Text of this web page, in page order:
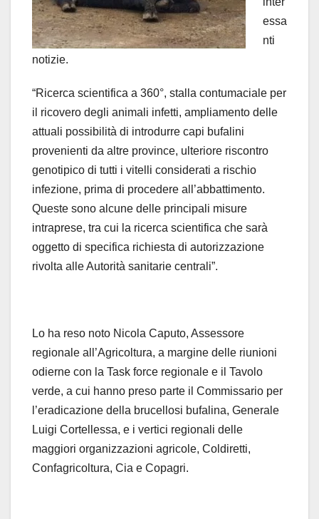
essa
nti
notizie.
“Ricerca scientifica a 360°, stalla contumaciale per
il ricovero degli animali infetti, ampliamento delle
attuali possibilità di introdurre capi bufalini
provenienti da altre province, ulteriore riscontro
genotipico di tutti i vitelli considerati a rischio
infezione, prima di procedere all’abbattimento.
Queste sono alcune delle principali misure
intraprese, tra cui la ricerca scientifica che sarà
oggetto di specifica richiesta di autorizzazione
rivolta alle Autorità sanitarie centrali”.
Lo ha reso noto Nicola Caputo, Assessore
regionale all’Agricoltura, a margine delle riunioni
odierne con la Task force regionale e il Tavolo
verde, a cui hanno preso parte il Commissario per
l’eradicazione della brucellosi bufalina, Generale
Luigi Cortellessa, e i vertici regionali delle
maggiori organizzazioni agricole, Coldiretti,
Confagricoltura, Cia e Copagri.